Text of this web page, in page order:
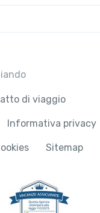
di viaggio
Informativa privacy
Sitemap